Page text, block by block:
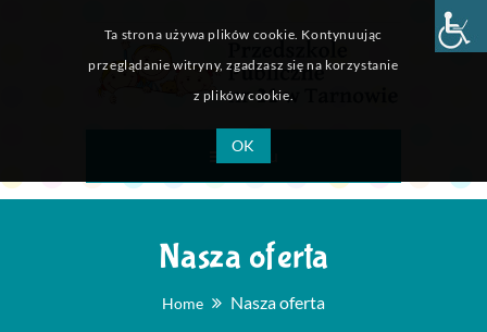
Menu
Nasza oferta
Home Nasza oferta
Ta strona używa plików cookie. Kontynuując
przeglądanie witryny, zgadzasz się na korzystanie
z plików cookie.
OK